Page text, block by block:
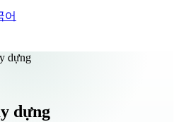
어
dựng
dựng